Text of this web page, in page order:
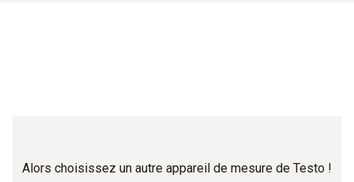
Alors choisissez un autre appareil de mesure de Testo !